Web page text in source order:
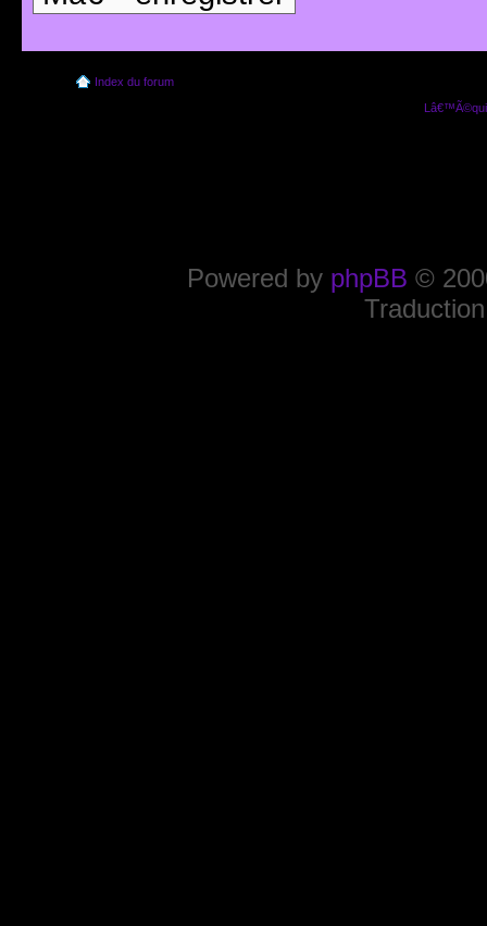
Index du forum
Powered by phpBB ©